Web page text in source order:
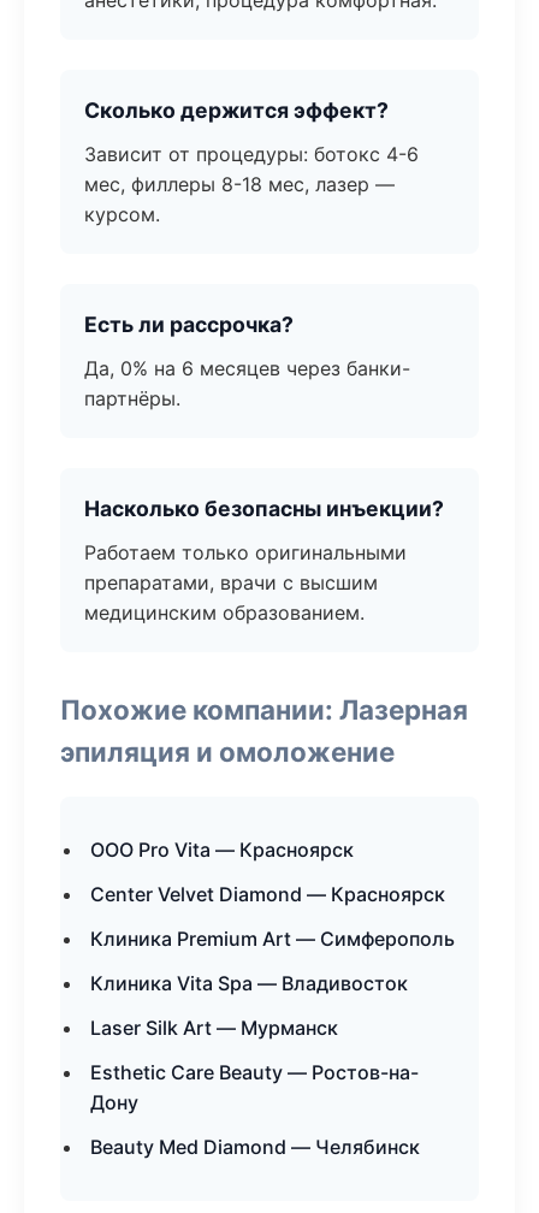
Сколько держится эффект?
Зависит от процедуры: ботокс 4-6
мес, филлеры 8-18 мес, лазер —
курсом.
Есть ли рассрочка?
Да, 0% на 6 месяцев через банки-
партнёры.
Насколько безопасны инъекции?
Работаем только оригинальными
препаратами, врачи с высшим
медицинским образованием.
Похожие компании: Лазерная
эпиляция и омоложение
ООО Pro Vita — Красноярск
Center Velvet Diamond — Красноярск
Клиника Premium Art — Симферополь
Клиника Vita Spa — Владивосток
Laser Silk Art — Мурманск
Esthetic Care Beauty — Ростов-на-
Дону
Beauty Med Diamond — Челябинск